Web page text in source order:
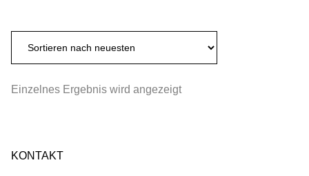
Einzelnes Ergebnis wird angezeigt
KONTAKT